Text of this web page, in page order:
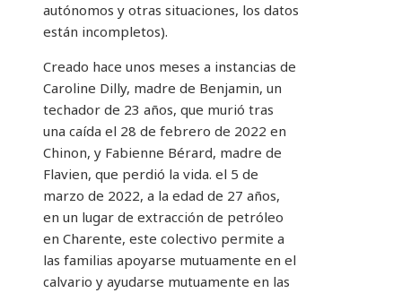
autónomos y otras situaciones, los datos
están incompletos).
Creado hace unos meses a instancias de
Caroline Dilly, madre de Benjamin, un
techador de 23 años, que murió tras
una caída el 28 de febrero de 2022 en
Chinon, y Fabienne Bérard, madre de
Flavien, que perdió la vida. el 5 de
marzo de 2022, a la edad de 27 años,
en un lugar de extracción de petróleo
en Charente, este colectivo permite a
las familias apoyarse mutuamente en el
calvario y ayudarse mutuamente en las